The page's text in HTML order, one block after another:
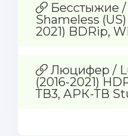
Бесстыжие
Shameless (US)
2021) BDRip,
Люцифер /
(2016-2021)
ТВ3, АРК-ТВ